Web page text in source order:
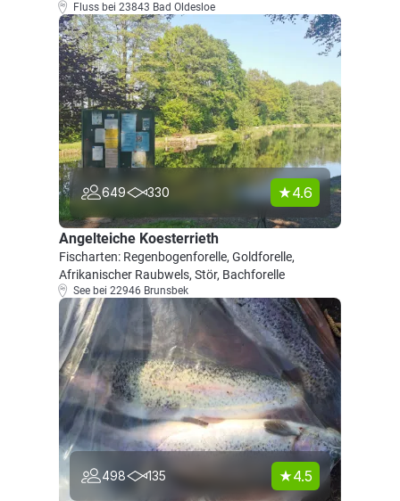
Fluss bei 23843 Bad Oldesloe
649 330 4.6
Angelteiche Koesterrieth
Fischarten: Regenbogenforelle, Goldforelle,
Afrikanischer Raubwels, Stör, Bachforelle
See bei 22946 Brunsbek
498 135 4.5